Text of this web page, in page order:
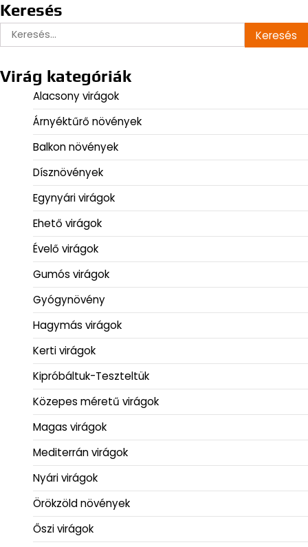
Keresés
Keresés:
Virág kategóriák
Alacsony virágok
Árnyéktűrő növények
Balkon növények
Dísznövények
Egynyári virágok
Ehető virágok
Évelő virágok
Gumós virágok
Gyógynövény
Hagymás virágok
Kerti virágok
Kipróbáltuk-Teszteltük
Közepes méretű virágok
Magas virágok
Mediterrán virágok
Nyári virágok
Örökzöld növények
Őszi virágok